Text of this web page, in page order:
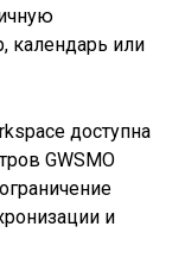
календарь или
доступна
GWSMO
и